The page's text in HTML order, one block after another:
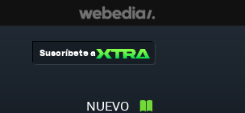
NUEVO
Suscríbete a